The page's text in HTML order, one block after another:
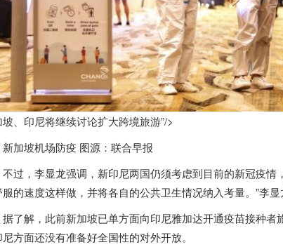
、印尼将继续讨论扩大跨境旅游”/>
新加坡机场防疫 图源：联合早报
不过，李显龙强调，新印尼两国仍须考虑到目前的新冠疫
的速度这样做，并将各自的公共卫生情况纳入考量。”李显
据了解，此前新加坡已单方面向印尼雅加达开通疫苗接种
方面还没有准备好全国性的对外开放。